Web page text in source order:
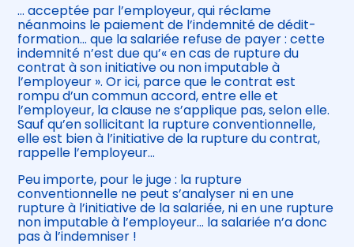
… acceptée par l’employeur, qui réclame
néanmoins le paiement de l’indemnité de dédit-
formation… que la salariée refuse de payer : cette
indemnité n’est due qu’« en cas de rupture du
contrat à son initiative ou non imputable à
l’employeur ». Or ici, parce que le contrat est
rompu d’un commun accord, entre elle et
l’employeur, la clause ne s’applique pas, selon elle.
Sauf qu’en sollicitant la rupture conventionnelle,
elle est bien à l’initiative de la rupture du contrat,
rappelle l’employeur…
Peu importe, pour le juge : la rupture
conventionnelle ne peut s’analyser ni en une
rupture à l’initiative de la salariée, ni en une rupture
non imputable à l’employeur… la salariée n’a donc
pas à l’indemniser !